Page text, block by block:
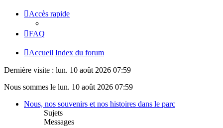
Accès rapide
FAQ
Accueil Index du forum
Dernière visite : lun. 10 août 2026 07:59
Nous sommes le lun. 10 août 2026 07:59
Nous, nos souvenirs et nos histoires dans le parc
Sujets
Messages